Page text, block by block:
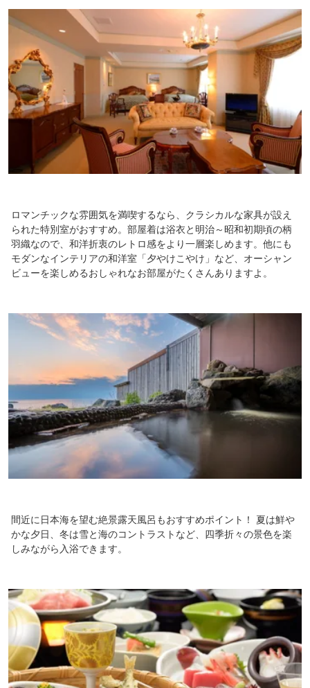
ロマンチックな雰囲気を満喫するなら、クラシカルな家具が設え
られた特別室がおすすめ。部屋着は浴衣と明治～昭和初期頃の柄
羽織なので、和洋折衷のレトロ感をより一層楽しめます。他にも
モダンなインテリアの和洋室「夕やけこやけ」など、オーシャン
ビューを楽しめるおしゃれなお部屋がたくさんありますよ。
間近に日本海を望む絶景露天風呂もおすすめポイント！ 夏は鮮や
かな夕日、冬は雪と海のコントラストなど、四季折々の景色を楽
しみながら入浴できます。